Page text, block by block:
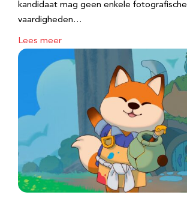
kandidaat mag geen enkele fotografische
vaardigheden…
Lees meer